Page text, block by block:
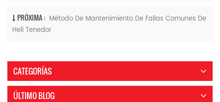
PRÓXIMA : Método De Mantenimiento De Fallas Comunes De
Heli Tenedor
CATEGORÍAS
ÚLTIMO BLOG